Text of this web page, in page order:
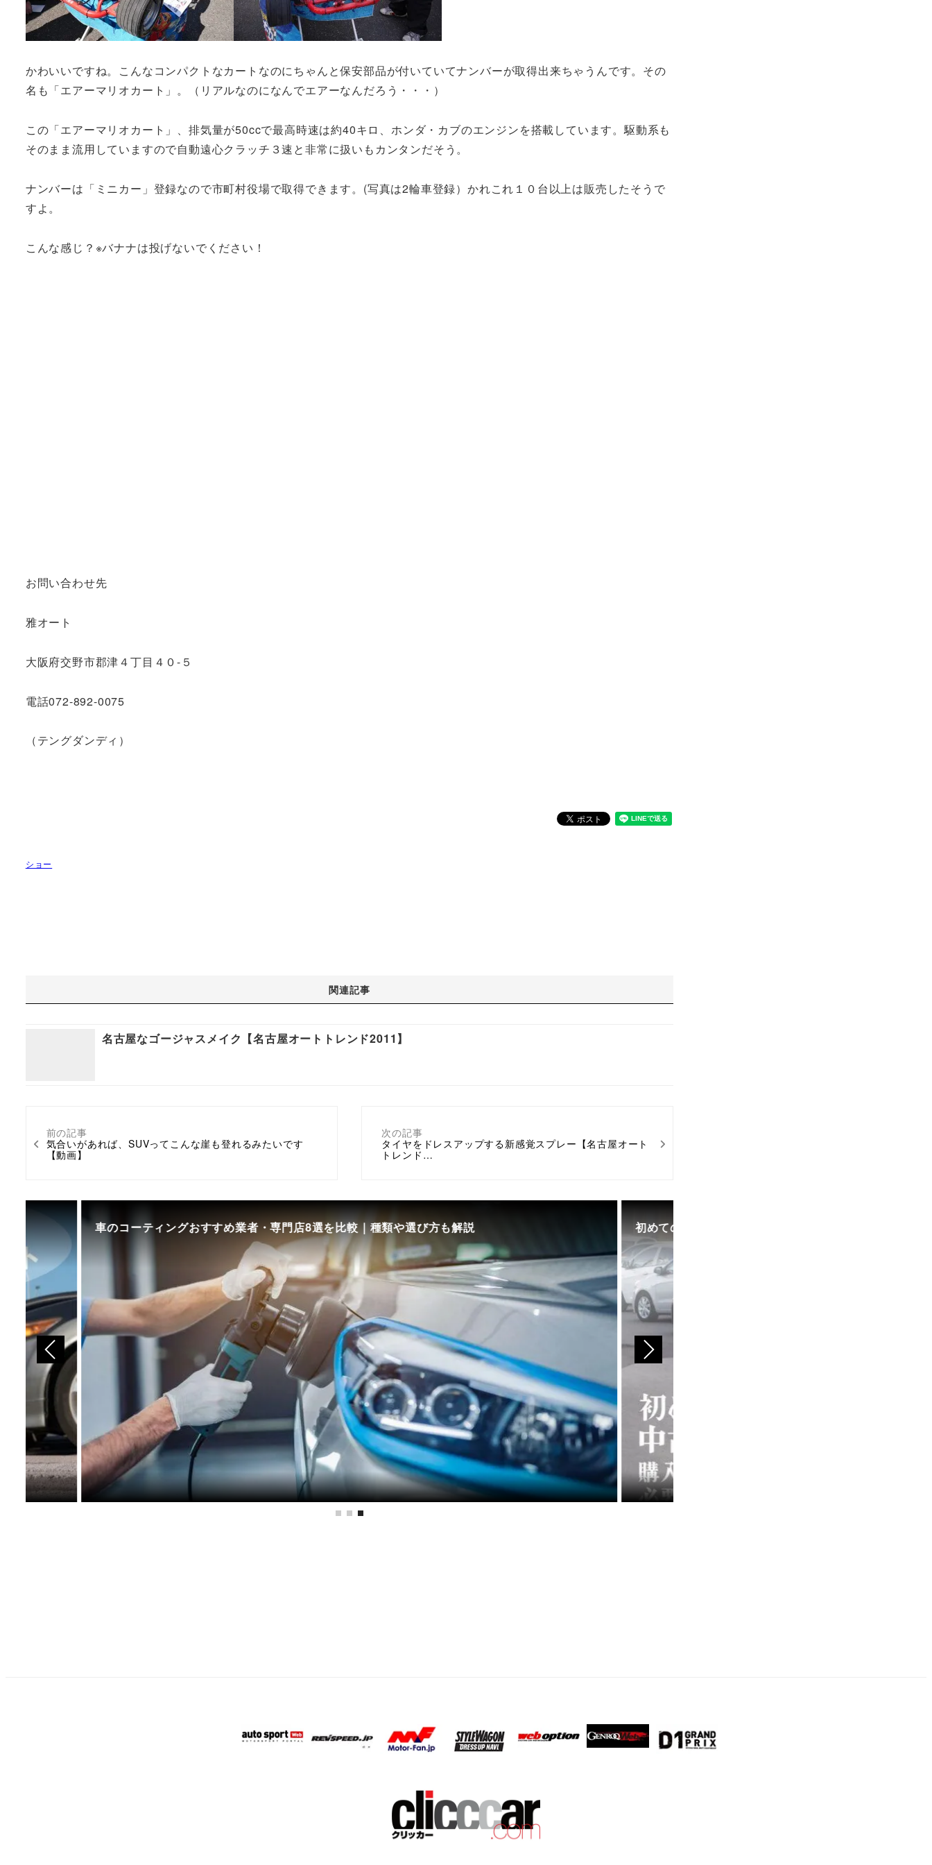
かわいいですね。こんなコンパクトなカートなのにちゃんと保安部品が付いていてナンバーが取得出来ちゃうんです。その
名も「エアーマリオカート」。（リアルなのになんでエアーなんだろう・・・）
この「エアーマリオカート」、排気量が50ccで最高時速は約40キロ、ホンダ・カブのエンジンを搭載しています。駆動系も
そのまま流用していますので自動遠心クラッチ３速と非常に扱いもカンタンだそう。
ナンバーは「ミニカー」登録なので市町村役場で取得できます。(写真は2輪車登録）かれこれ１０台以上は販売したそうで
すよ。
こんな感じ？※バナナは投げないでください！
お問い合わせ先
雅オート
大阪府交野市郡津４丁目４０-５
電話072-892-0075
（テングダンディ）
ショー
前の記事
気合いがあれば、SUVってこんな崖も登れるみたいです
【動画】
次の記事
タイヤをドレスアップする新感覚スプレー【名古屋オート
トレンド…
関連記事
名古屋なゴージャスメイク【名古屋オートトレンド2011】
車のコーティングおすすめ業者・専門店8選を比較｜種類や選び方も解説 初めての中古車選び、購入時の流れや必要な書類などに